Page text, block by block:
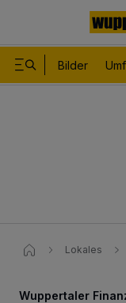
Bilder
Lokales
Wuppertaler